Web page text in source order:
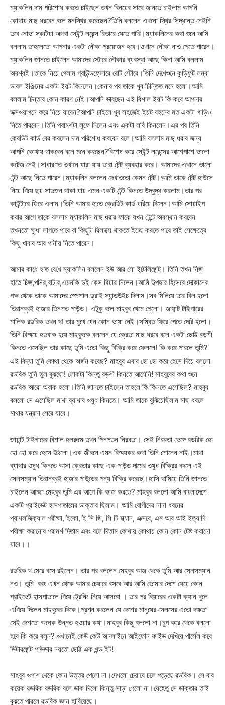
ম্যাকলিন দাম পরিশোধ করতে চাইছেন তখন বিনয়ের সাথে জানতে চাইলাম আপনি
কোথায় মাছ ধরবেন বলে মনস্থির করেছেন?তিনি বললেন এখনো স্থির সিদ্ধান্ত নেইনি
তবে নোভা স্কটিয়া অথবা সেইন্ট লরেন্স রিভারে যেতে পারি।ম্যাকলিনের কথা শুনে আমি
বললাম তাহলেতো আপনার একটা নৌকা প্রয়োজন হবে।ওখানে নৌকা নাও পেতে পারেন।
ম্যাকলিন জানতে চাইলেন আমাদের স্টোরে নৌকার ব্যবস্থা আছে কিনা আমি বললাম
অবশ্যই।তাকে নিয়ে গেলাম গ্রাউন্ডফ্লোরে বোট স্টোরে।তিনি দেখেশুনে কুড়িফুট লম্বা
ডাবল ইঞ্জিনের একটা ইয়ট কিনলেন।কেনার পর তাকে খুব চিন্তিত মনে হলো।আমি
বললাম চিন্তার কোন কারণ নেই।আপনি ভাবছেন এই বিশাল ইয়ট কি করে আপনার
ভক্সওয়াগনে করে নিয়ে যাবেন?আপনি চাইলে খুব সহজেই ইয়ট বহনের মত একটা গাড়িও
নিতে পারবেন।তিনি পরামর্শটা লুফে নিলেন এবং একটা লরি কিনলেন।এর পর তিনি
ক্রেডিট কার্ড বের করলেন দাম পরিশোধ করবেন বলে।আমি বললাম মাছ ধরার জন্য
আপনি কোথায় থাকবেন বলে মনে করছেন?বিশেষ করে সেইন্ট লরেন্সের আশেপাশে ভালো
কটেজ নেই।সাধারণত ওখানে যারা যায় তারা টেন্ট ব্যবহার করে। আমাদের এখানে ভালো
টেন্ট আছে নিতে পারেন।ম্যাকলিন বললেন দেখাওতো কেমন টেন্ট।আমি তাকে টেন্ট হাউসে
নিয়ে গিয়ে ছয় সাতজন থাকা যায় এমন একটি টেন্ট কিনতে উদ্বুদ্ধ করলাম।তার পর
কাউন্টারে ফিরে এলাম।তিনি আমার হাতে ক্রেডিট কার্ড ধরিয়ে দিলেন।আমি সোয়াইপ
করার আগে তাকে বললাম ম্যাকলিন মাছ ধরার ফাকে যখন টেন্টে অবস্থান করবেন
তখনতো ক্ষুধা লাগতে পারে বা কিছুটা রিলাক্সে থাকতে ইচ্ছে করতে পারে তাই সেক্ষেত্রে
কিছু খাবার আর পানীয় নিতে পারেন।
আমার কাধে হাত রেখে ম্যাকলিন বললেন ইউ আর সো ইন্টেলিজেন্ট। তিনি তখন নিজ
হাতে চিপ্স,পনির,বাটার,এমনকি দুই কেস বিয়ার নিলেন।আমি উপহার হিসেবে দোকানের
পক্ষ থেকে তাকে আমাদের স্পেশাল ড্রাই স্যান্ডউইচ দিলাম।সব মিলিয়ে তার বিল হলো
তিরানব্বই হাজার তিনশত পাউন্ড। এটুকু বলে মাহবুব থেমে গেলো। জায়ান্ট টাইগারের
মালিক রডরিক তখন থ! তার মুখে যেন কোন ভাষা নেই।সম্বিত ফিরে পেতে দেরি হলো।
তিনি বিস্ময়ে হতবাক হয়ে মাহবুবকে বললেন যে ক্রেতা মাছ ধরবে বলে একটা ছোট্ট বড়শী
কিনতে এসেছিল তার কাছে তুমি এতো কিছু বিক্রি করে ফেললে! কি করে পারলে তুমি?
এই বিদ্যা তুমি কোথা থেকে অর্জন করেছ? মাহবুব এবার হো হো করে হেসে দিয়ে বললো
রডরিক তুমি ভুল বুঝছো! লোকটা কিন্তু বড়শী কিনতে আসেনি! মাহবুবের কথা শুনে
রডরিক আরো অবাক হলো।তিনি জানতে চাইলেন তাহলে কি কিনতে এসেছিল? মাহবুব
বললো সে এসেছিল মাথা ব্যাথার ওষুধ কিনতে। আমি তাকে বুঝিয়েছিলাম মাছ ধরলে
মাথার যন্ত্রনা সেরে যাবে।
জায়ান্ট টাইগারের বিশাল হলরুমে তখন পিনপতন নিরবতা। সেই নিরবতা ভেঙ্গে রডরিক হো
হো হো করে হেসে উঠলো।এক জীবনে এমন বিস্ময়কর কথা তিনি শোনেন নাই।মাথা
ব্যাথার ওষুধ কিনতে আসা ক্রেতার কাছে এক পাউন্ড দামের ওষুধ বিক্রির বদলে এই
সেলসম্যান তিরানব্বই হাজার পাউন্ডের পন্য বিক্রি করেছে।হাসি থামিয়ে তিনি জানতে
চাইলেন আচ্ছা মেহবুব তুমি এর আগে কি কাজ করতে? মাহবুব বললো আমি বাংলাদেশে
একটি প্রাইভেট হাসপাতালের ডাক্তার ছিলাম। আমি রোগীদের নানা ধরনের
প্যাথলজিক্যাল পরীক্ষা, ইকো, ই সি জি, সি টি স্ক্যান, এক্সরে, এম আর আই ইত্যাদি
পরীক্ষা করানোর পরামর্শ দিতাম এবং বলে দিতাম কোথায় কোথায় কোন কোন টেষ্ট করানো
যাবে।।
রডরিক থ মেরে বসে রইলেন। তার পর বললেন মেহবুব আজ থেকে তুমি আর সেলসম্যান
নও। তুমি বরং এখন থেকে আমার চেয়ারে বসবে আর আমি তোমার দেশে যেয়ে কোন
প্রাইভেট হাসপাতালে গিয়ে ট্রেনিং নিয়ে আসবো । তার পর বিয়ারের একটা ক্যান খুলে
এগিয়ে দিলেন মাহবুবের দিকে।প্রশ্ন করলেন যে দেশের মানুষের সেলসের এতো দক্ষতা
সেই দেশতো অনেক উন্নত হওয়ার কথা।মাহবুব কিছু বললো না।চুপ করে থেকে বললো
হবে কি করে বলুন? ওখানেই কেউ কেউ অনলাইনে আইফোন ফাইভ দেখিয়ে পার্সেল করে
ডিটারজেন্ট পাউডার নয়তো ছোট্ট এক খন্ড ইট!
মাহবুব ওপাশ থেকে কোন উত্তর পেলো না।দেখলো চেয়ারে ঢলে পড়েছে রডরিক। সে বার
কয়েক রডরিক রডরিক বলে ডাক দিলো কিন্তু সাড়া পেলো না।যেহেতু সে ডাক্তার তাই
বুঝতে পারলে রডরিক জ্ঞান হারিয়েছে।